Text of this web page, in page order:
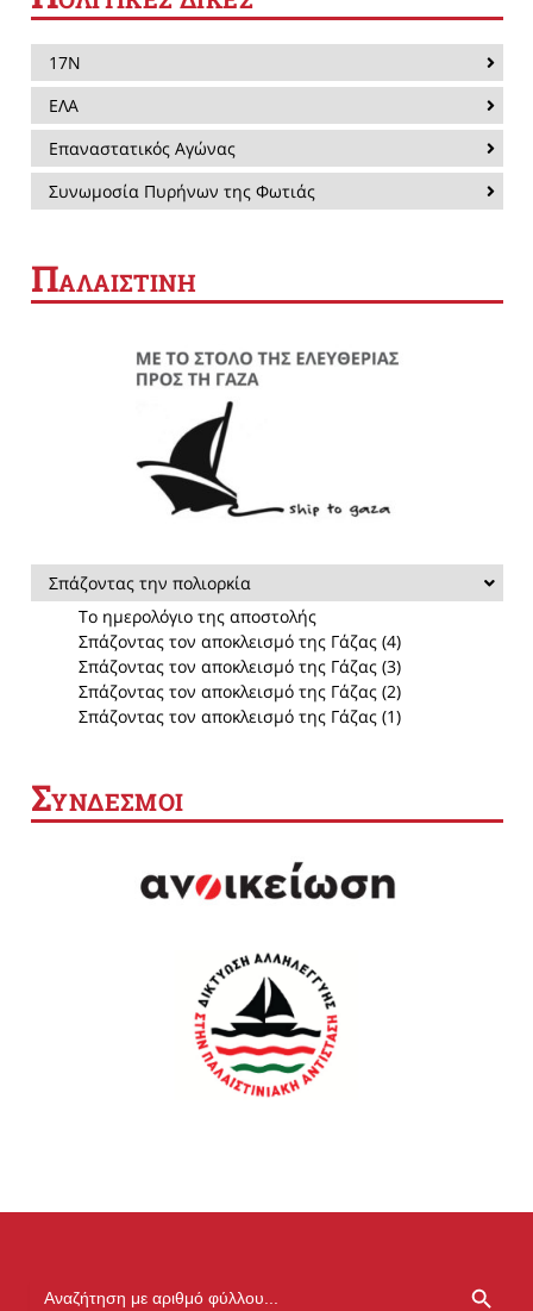
17Ν
ΕΛΑ
Επαναστατικός Αγώνας
Συνωμοσία Πυρήνων της Φωτιάς
ΠΑΛΑΙΣΤΙΝΗ
Σπάζοντας την πολιορκία
Το ημερολόγιο της αποστολής
Σπάζοντας τον αποκλεισμό της Γάζας (4)
Σπάζοντας τον αποκλεισμό της Γάζας (3)
Σπάζοντας τον αποκλεισμό της Γάζας (2)
Σπάζοντας τον αποκλεισμό της Γάζας (1)
ΣΥΝΔΕΣΜΟΙ